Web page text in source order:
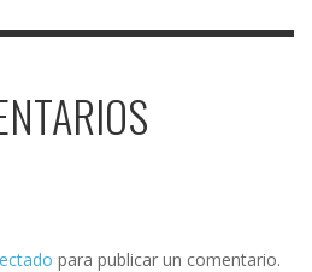
para publicar un comentario.